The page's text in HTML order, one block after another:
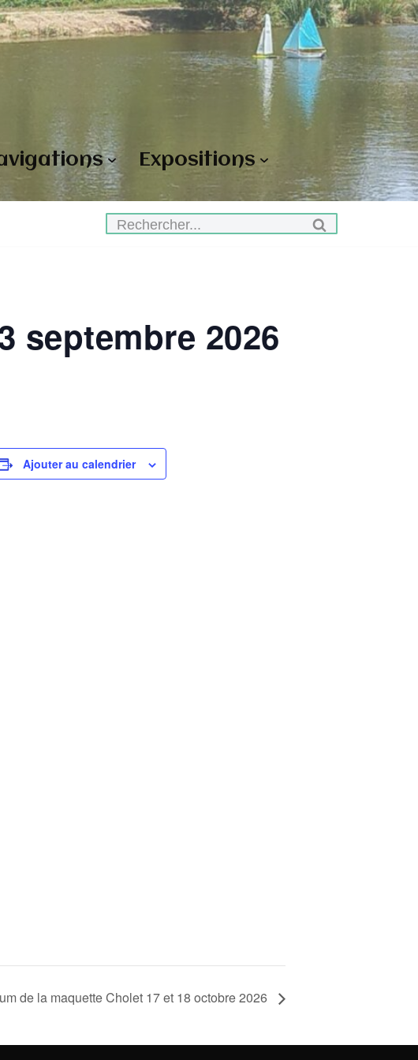
Expositions
septembre 2026
Ajouter au calendrier
de la maquette Cholet 17 et 18 octobre 2026